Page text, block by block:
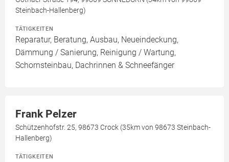
Steinbach-Hallenberg)
TÄTIGKEITEN
Reparatur, Beratung, Ausbau, Neueindeckung,
Dämmung / Sanierung, Reinigung / Wartung,
Schornsteinbau, Dachrinnen & Schneefänger
Frank Pelzer
Schützenhofstr. 25, 98673 Crock (35km von 98673 Steinbach-
Hallenberg)
TÄTIGKEITEN